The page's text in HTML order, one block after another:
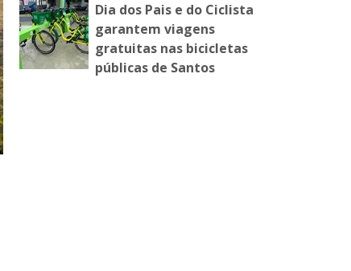
Dia dos Pais e do Ciclista
garantem viagens
gratuitas nas bicicletas
públicas de Santos